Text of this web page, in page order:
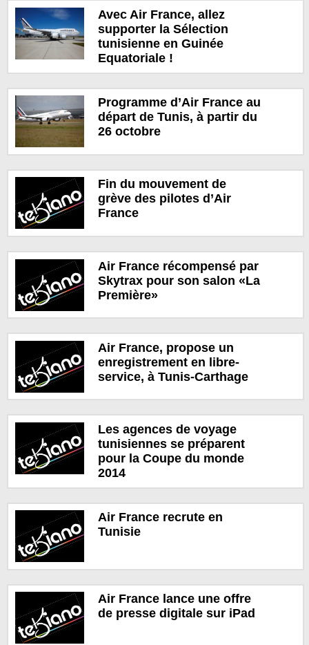
Avec Air France, allez
supporter la Sélection
tunisienne en Guinée
Equatoriale !
Programme d’Air France au
départ de Tunis, à partir du
26 octobre
Fin du mouvement de
grève des pilotes d’Air
France
Air France récompensé par
Skytrax pour son salon «La
Première»
Air France, propose un
enregistrement en libre-
service, à Tunis-Carthage
Les agences de voyage
tunisiennes se préparent
pour la Coupe du monde
2014
Air France recrute en
Tunisie
Air France lance une offre
de presse digitale sur iPad